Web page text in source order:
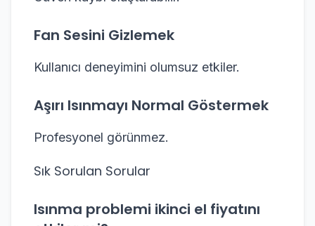
Fan Sesini Gizlemek
Kullanıcı deneyimini olumsuz etkiler.
Aşırı Isınmayı Normal Göstermek
Profesyonel görünmez.
Sık Sorulan Sorular
Isınma problemi ikinci el fiyatını